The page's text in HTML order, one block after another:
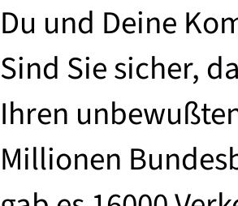
Du und Deine
Sind Sie sicher,
Ihren
Millionen